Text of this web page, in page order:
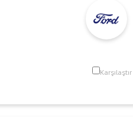
Karşılaştır